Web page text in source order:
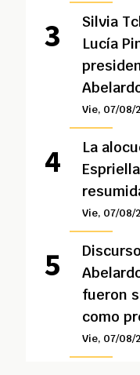
Silvia
Lucía
Vie, 07/08/
La
Vie, 07/08/
fueron
como
Vie, 07/08/